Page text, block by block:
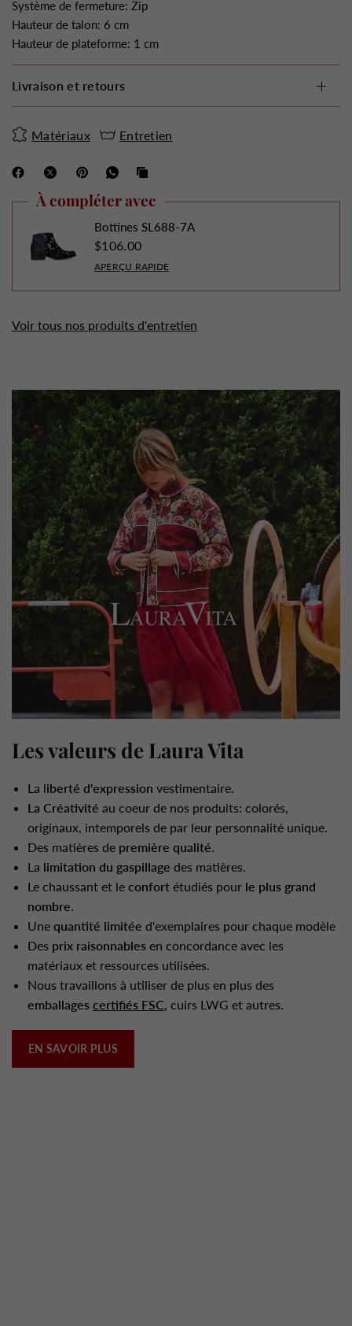
Système de fermeture: Zip
Hauteur de talon: 6 cm
Hauteur de plateforme: 1 cm
Livraison et retours
Matériaux Entretien
À compléter avec
Bottines SL688-7A
$106.00
APERÇU RAPIDE
Voir tous nos produits d'entretien
Les valeurs de Laura Vita
La liberté d'expression vestimentaire.
La Créativité au coeur de nos produits: colorés,
originaux, intemporels de par leur personnalité unique.
Des matières de première qualité.
La limitation du gaspillage des matières.
Le chaussant et le confort étudiés pour le plus grand
nombre.
Une quantité limitée d'exemplaires pour chaque modèle
Des prix raisonnables en concordance avec les
matériaux et ressources utilisées.
Nous travaillons à utiliser de plus en plus des
emballages certifiés FSC, cuirs LWG et autres.
EN SAVOIR PLUS